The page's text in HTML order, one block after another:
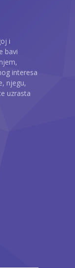
i
bavi
interesa
njegu,
uzrasta